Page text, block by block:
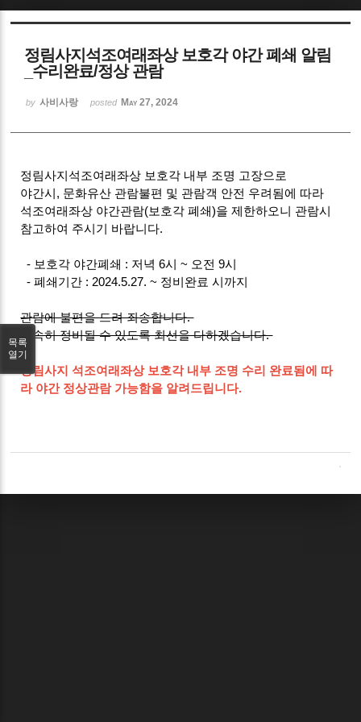
정림사지석조여래좌상 보호각 야간 폐쇄 알림
_수리완료/정상 관람
by 사비사랑 posted May 27, 2024
정림사지석조여래좌상 보호각 내부 조명 고장으로
야간시, 문화유산 관람불편 및 관람객 안전 우려됨에 따라
석조여래좌상 야간관람(보호각 폐쇄)을 제한하오니 관람시
참고하여 주시기 바랍니다.
- 보호각 야간폐쇄 : 저녁 6시 ~ 오전 9시
- 폐쇄기간 : 2024.5.27. ~ 정비완료 시까지
관람에 불편을 드려 죄송합니다.
신속히 정비될 수 있도록 최선을 다하겠습니다.
정림사지 석조여래좌상 보호각 내부 조명 수리 완료됨에 따
라 야간 정상관람 가능함을 알려드립니다.
목록
열기
Sketchbook5, 스케치북5
Sketchbook5, 스케치북5